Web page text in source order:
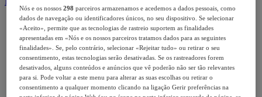
Nós e os nossos298 parceiros armazenamos e acedemos a dados pessoais, como
dados de navegação ou identificadores únicos, no seu dispositivo. Se selecionar
«Aceito», permite que as tecnologias de rastreio suportem as finalidades
apresentadas em «Nós e os nossos parceiros tratamos dados para as seguintes
finalidades». Se, pelo contrário, selecionar «Rejeitar tudo» ou retirar o seu
consentimento, estas tecnologias serão desativadas. Se os rastreadores forem
desativados, alguns conteúdos e anúncios que vê poderão não ser tão relevantes
para si. Pode voltar a este menu para alterar as suas escolhas ou retirar o
consentimento a qualquer momento clicando na ligação Gerir preferências na